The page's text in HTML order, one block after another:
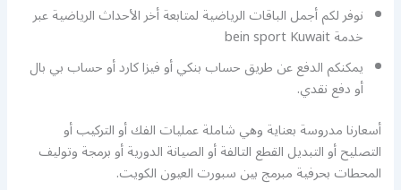
نوفر لكم أجمل الباقات الرياضية لمتابعة أخر الأحداث الرياضية عبر
خدمة bein sport Kuwait
يمكنكم الدفع عن طريق حساب بنكي أو فيزا كارد أو حساب بي بال
أو دفع نقدي.
أسعارنا مدروسة بعناية وهي شاملة عمليات الفك أو التركيب أو
التصليح أو التبديل القطع التالفة أو الصيانة الدورية أو برمجة وتوليف
المحطات بحرفية مبرمج بين سبورت العيون الكويت.